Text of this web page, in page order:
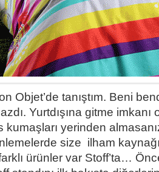
Objet’de tanıştım. Beni
Yurtdışına gitme imkanı
kumaşları yerinden
size ilham
ürünler var Stoff’ta…